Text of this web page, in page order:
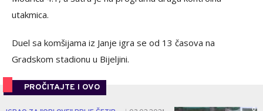
utakmica.
Duel sa komšijama iz Janje igra se od 13 časova na
Gradskom stadionu u Bijeljini.
PROČITAJTE I OVO